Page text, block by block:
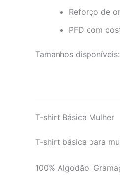
Reforço de
PFD com
Tamanhos
T-shirt Básica Mulher
T-shirt básica para
100% Algodão.